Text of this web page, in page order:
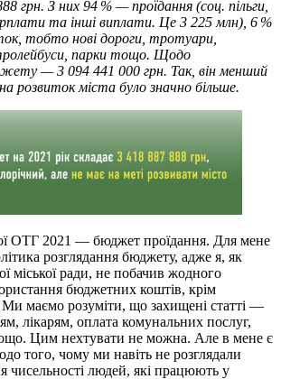
грн. З них 94 % — проїдання (соц. пільги,
та інші виплати. Це 3 225 млн), 6 %
тобто нові дороги, тротуари,
парки тощо. Щодо
— 3 094 441 000 грн. Так, він менший
розвиток міста було значно більше.
ОТГ 2021 — бюджет проїдання. Для мене
розглядання бюджету, адже я, як
міської ради, не побачив жодного
бюджетних коштів, крім
маємо розуміти, що захищені статті —
лікарям, оплата комунальних послуг,
Цим нехтувати не можна. Але в мене є
того, чому ми навіть не розглядали
чисельності людей, які працюють у